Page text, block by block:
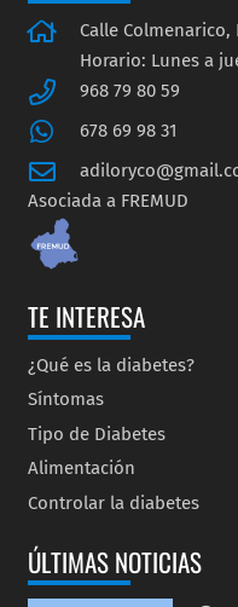
Calle
Horario: Lunes a
968 79 80 59
678 69 98 31
Asociada a FREMUD
TE INTERESA
¿Qué es la diabetes?
Síntomas
Tipo de Diabetes
Alimentación
Controlar la diabetes
ÚLTIMAS NOTICIAS